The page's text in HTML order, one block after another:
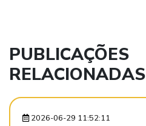
PUBLICAÇÕES
RELACIONADAS
2026-06-29 11:52:11